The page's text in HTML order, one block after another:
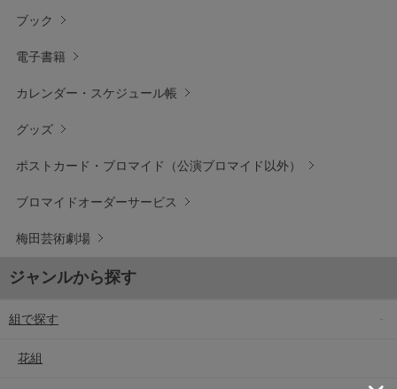
ブック
電子書籍
カレンダー・スケジュール帳
グッズ
ポストカード・ブロマイド（公演ブロマイド以外）
ブロマイドオーダーサービス
梅田芸術劇場
ジャンルから探す
組で探す
花組